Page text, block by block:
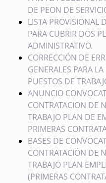
DE PEON DE
LISTA PROVISIONAL
PARA CUBRIR DOS
ADMINISTRATIVO.
CORRECCIÓN DE
GENERALES PARA
PUESTOS DE
ANUNCIO
CONTRATACION DE
TRABAJO PLAN DE
PRIMERAS
BASES DE
CONTRATACIÓN DE
TRABAJO PLAN
(PRIMERAS